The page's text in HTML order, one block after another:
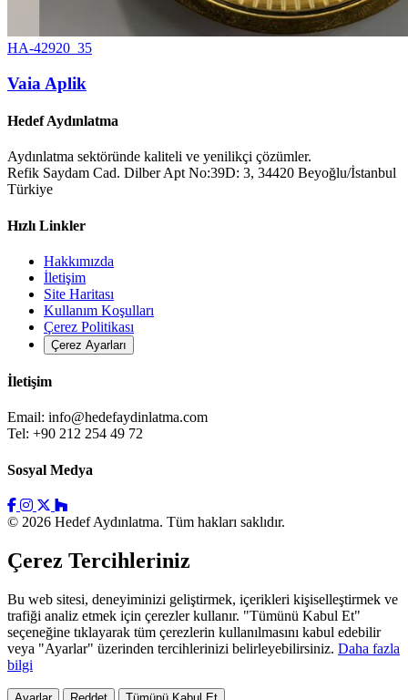
HA-42920_35
Vaia Aplik
Hedef Aydınlatma
Aydınlatma sektöründe kaliteli ve yenilikçi çözümler.
Refik Saydam Cad. Dilber Apt No:39D: 3, 34420 Beyoğlu/İstanbul
Türkiye
Hızlı Linkler
Hakkımızda
İletişim
Site Haritası
Kullanım Koşulları
Çerez Politikası
Çerez Ayarları
İletişim
Email: info@hedefaydinlatma.com
Tel: +90 212 254 49 72
Sosyal Medya
© 2026 Hedef Aydınlatma. Tüm hakları saklıdır.
Çerez Tercihleriniz
Bu web sitesi, deneyiminizi geliştirmek, içerikleri kişiselleştirmek ve
trafiği analiz etmek için çerezler kullanır. "Tümünü Kabul Et"
seçeneğine tıklayarak tüm çerezlerin kullanılmasını kabul edebilir
veya "Ayarlar" üzerinden tercihlerinizi belirleyebilirsiniz. Daha fazla
bilgi